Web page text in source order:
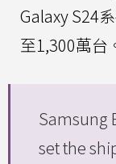
Galaxy S24
至1,300萬台
Samsung
set the